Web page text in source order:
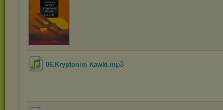
06.Kryptonim Kawki.mp3